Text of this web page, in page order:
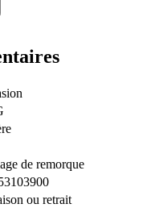
de remorque
ou retrait